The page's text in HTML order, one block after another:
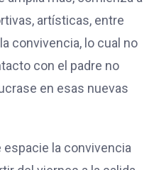
artísticas, entre
convivencia, lo cual no
con el padre no
en esas nuevas
espacie la convivencia